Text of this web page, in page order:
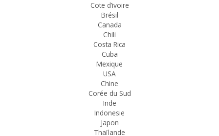
Cote d’ivoire
Brésil
Canada
Chili
Costa Rica
Cuba
Mexique
USA
Chine
Corée du Sud
Inde
Indonesie
Japon
Thaïlande